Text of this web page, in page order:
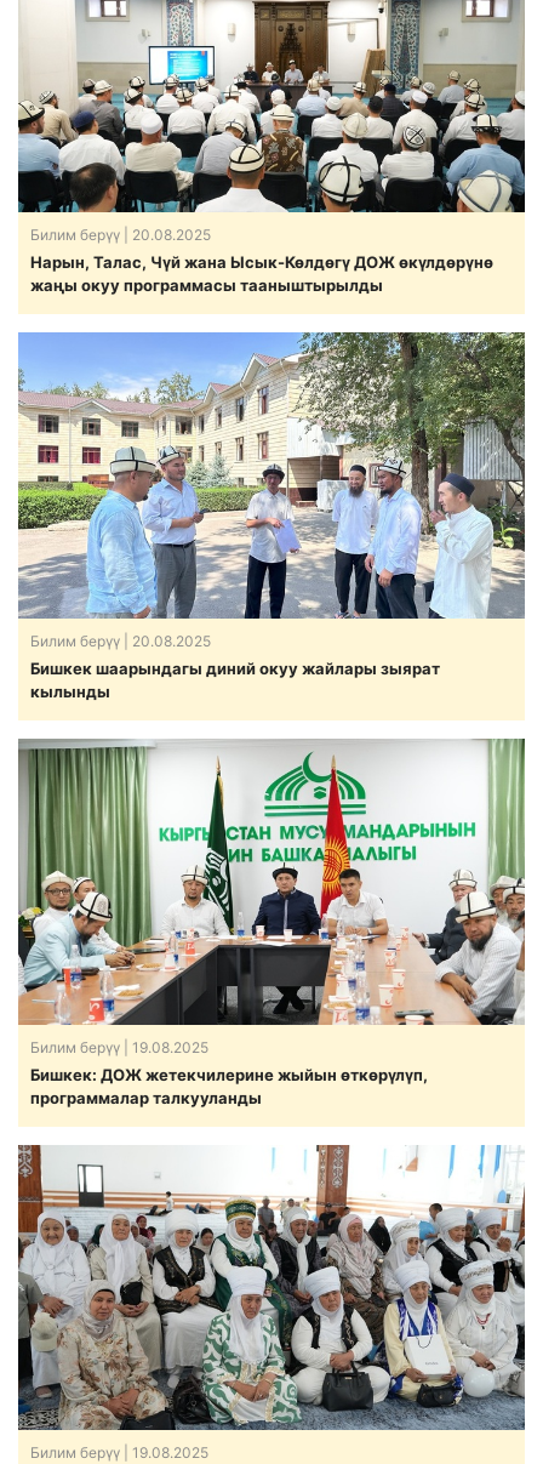
Билим берүү | 20.08.2025
Нарын, Талас, Чүй жана Ысык-Көлдөгү ДОЖ өкүлдөрүнө
жаңы окуу программасы тааныштырылды
Билим берүү | 20.08.2025
Бишкек шаарындагы диний окуу жайлары зыярат
кылынды
Билим берүү | 19.08.2025
Бишкек: ДОЖ жетекчилерине жыйын өткөрүлүп,
программалар талкууланды
Билим берүү | 19.08.2025